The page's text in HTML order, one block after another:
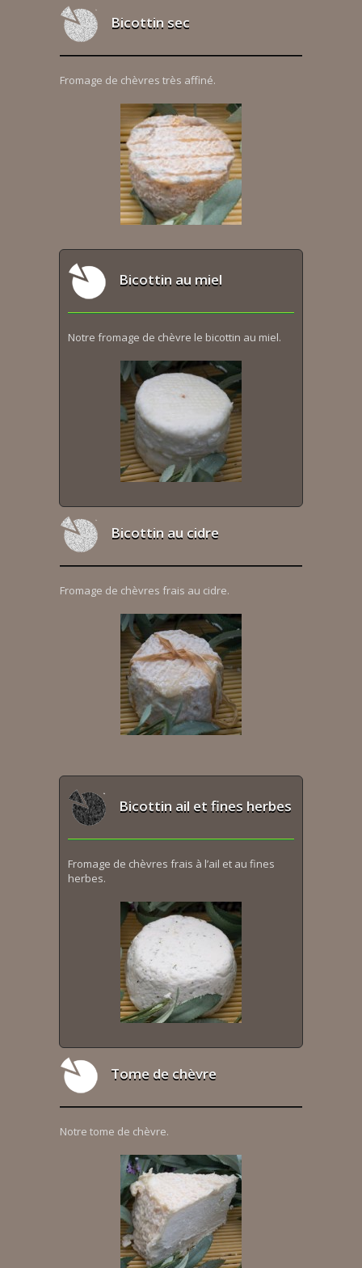
Bicottin sec
Fromage de chèvres très affiné.
Bicottin au miel
Notre fromage de chèvre le bicottin au miel.
Bicottin au cidre
Fromage de chèvres frais au cidre.
Bicottin ail et fines herbes
Fromage de chèvres frais à l’ail et au fines
herbes.
Tome de chèvre
Notre tome de chèvre.